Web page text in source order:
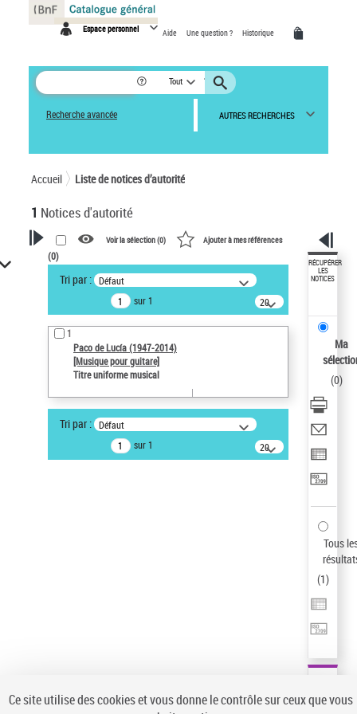
Espace personnel Aide Une question ? Historique
Tout
Recherche avancée AUTRES RECHERCHES
Accueil Liste de notices d’autorité
1 Notices d'autorité
VOTRE RECHERCHE
Recherche avancée dans les
notices d’autorité
Œuvres liées à l'auteur :
Paco de Lucía (1947-2014)
Type de notice d'autorité
Voir la sélection (0) Ajouter à mes références
(0)
Tri par : Défaut
sur 1
20
résultats/page
1
Paco de Lucía (1947-2014)
[Musique pour guitare]
Titre uniforme musical
Tri par : Défaut
sur 1
20
résultats/page
RÉCUPÉRER
LES
NOTICES
Ma
(0)
Tous
(1)
Panneau de gestion des cookies
Ce site utilise des cookies et vous donne le contrôle sur ceux que vous